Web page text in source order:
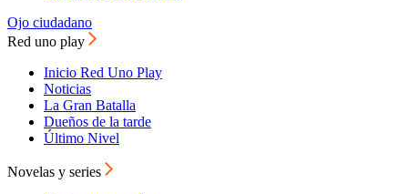
Ojo ciudadano
Red uno play
Inicio Red Uno Play
Noticias
La Gran Batalla
Dueños de la tarde
Último Nivel
Novelas y series